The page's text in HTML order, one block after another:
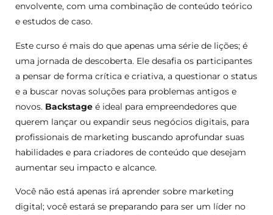
envolvente, com uma combinação de conteúdo teórico
e estudos de caso.
Este curso é mais do que apenas uma série de lições; é
uma jornada de descoberta. Ele desafia os participantes
a pensar de forma crítica e criativa, a questionar o status
e a buscar novas soluções para problemas antigos e
novos. Backstage é ideal para empreendedores que
querem lançar ou expandir seus negócios digitais, para
profissionais de marketing buscando aprofundar suas
habilidades e para criadores de conteúdo que desejam
aumentar seu impacto e alcance.
Você não está apenas irá aprender sobre marketing
digital; você estará se preparando para ser um líder no